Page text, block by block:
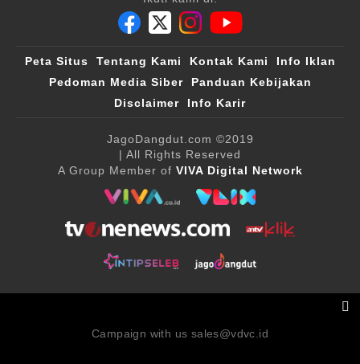
Peta Situs Tentang Kami Kontak Kami
Info Iklan
Pedoman Media Siber
Panduan Kebijakan
Disclaimer
Info Karir
JagoDangdut.com ©2019
| All Rights Reserved
A Group Member of VIVA Digital Network
